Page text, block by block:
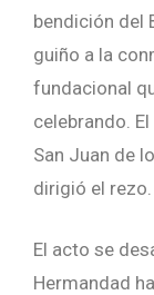
bendición del
guiño a la
fundacional
celebrando.
San Juan de
dirigió el rezo.
El acto se
Hermandad